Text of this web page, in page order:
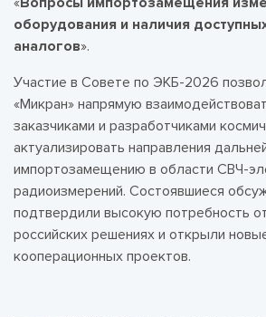
оборудования и наличия
аналогов».
Участие в Совете по ЭКБ-2026
«Микран» напрямую
заказчиками и разработчиками
актуализировать направления
импортозамещению в области СВЧ-
радиоизмерений. Состоявшиеся
подтвердили высокую потребность
российских решениях и открыли
кооперационных проектов.